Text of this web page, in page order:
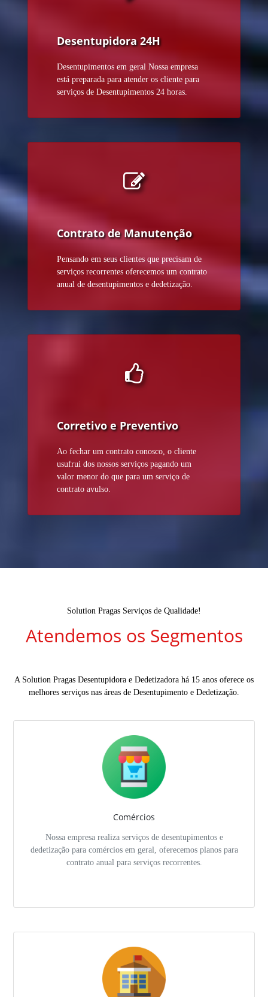
Desentupidora 24H
Desentupimentos em geral Nossa empresa
está preparada para atender os cliente para
serviços de Desentupimentos 24 horas.
Contrato de Manutenção
Pensando em seus clientes que precisam de
serviços recorrentes oferecemos um contrato
anual de desentupimentos e dedetização.
Corretivo e Preventivo
Ao fechar um contrato conosco, o cliente
usufrui dos nossos serviços pagando um
valor menor do que para um serviço de
contrato avulso.
Solution Pragas Serviços de Qualidade!
Atendemos os Segmentos
A Solution Pragas Desentupidora e Dedetizadora há 15 anos oferece os
melhores serviços nas áreas de Desentupimento e Dedetização.
Comércios
Nossa empresa realiza serviços de desentupimentos e
dedetização para comércios em geral, oferecemos planos para
contrato anual para serviços recorrentes.